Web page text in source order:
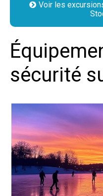
Voir les
sécurité